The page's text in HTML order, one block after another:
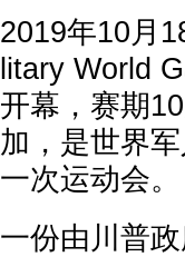
2019年10月
litary World
开幕，赛期
加，是世界
一次运动会。
一份由川普